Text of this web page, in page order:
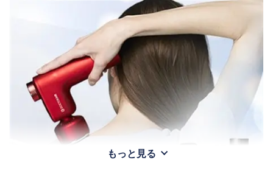
もっと見る